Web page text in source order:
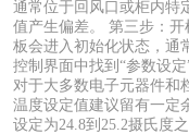
通常位于回风口或柜内特
值产生偏差。 第三步：
板会进入初始化状态，通
控制界面中找到“参数设
对于大多数电子元器件和
温度设定值建议留有一定
设定为24.8到25.2摄氏度